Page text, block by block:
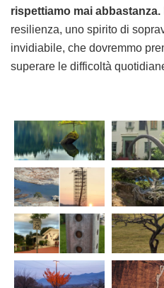
rispettiamo mai abbastanza.
resilienza, uno spirito di
invidiabile, che dovremmo
superare le difficoltà